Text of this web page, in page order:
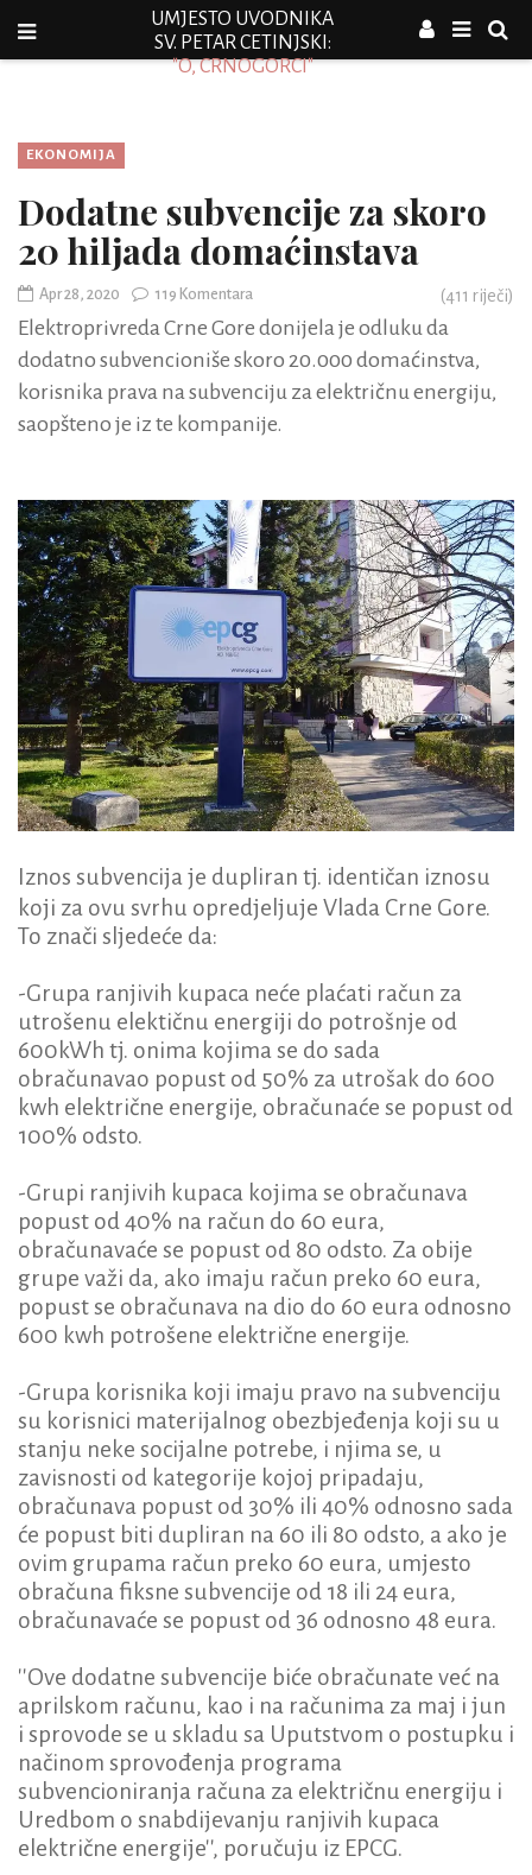
UMJESTO UVODNIKA
SV. PETAR CETINJSKI:
"O, CRNOGORCI"
EKONOMIJA
Dodatne subvencije za skoro
20 hiljada domaćinstava
Apr 28, 2020 119 Komentara (411 riječi)
Elektroprivreda Crne Gore donijela je odluku da
dodatno subvencioniše skoro 20.000 domaćinstva,
korisnika prava na subvenciju za električnu energiju,
saopšteno je iz te kompanije.
Iznos subvencija je dupliran tj. identičan iznosu
koji za ovu svrhu opredjeljuje Vlada Crne Gore.
To znači sljedeće da:
-Grupa ranjivih kupaca neće plaćati račun za
utrošenu elektičnu energiji do potrošnje od
600kWh tj. onima kojima se do sada
obračunavao popust od 50% za utrošak do 600
kwh električne energije, obračunaće se popust od
100% odsto.
-Grupi ranjivih kupaca kojima se obračunava
popust od 40% na račun do 60 eura,
obračunavaće se popust od 80 odsto. Za obije
grupe važi da, ako imaju račun preko 60 eura,
popust se obračunava na dio do 60 eura odnosno
600 kwh potrošene električne energije.
-Grupa korisnika koji imaju pravo na subvenciju
su korisnici materijalnog obezbjeđenja koji su u
stanju neke socijalne potrebe, i njima se, u
zavisnosti od kategorije kojoj pripadaju,
obračunava popust od 30% ili 40% odnosno sada
će popust biti dupliran na 60 ili 80 odsto, a ako je
ovim grupama račun preko 60 eura, umjesto
obračuna fiksne subvencije od 18 ili 24 eura,
obračunavaće se popust od 36 odnosno 48 eura.
''Ove dodatne subvencije biće obračunate već na
aprilskom računu, kao i na računima za maj i jun
i sprovode se u skladu sa Uputstvom o postupku i
načinom sprovođenja programa
subvencioniranja računa za električnu energiju i
Uredbom o snabdijevanju ranjivih kupaca
električne energije'', poručuju iz EPCG.